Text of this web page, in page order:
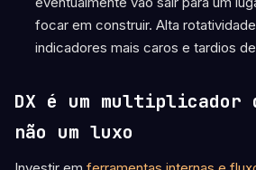
focar em construir. Alta
indicadores mais caros e tardios
DX é um multiplicador
não um luxo